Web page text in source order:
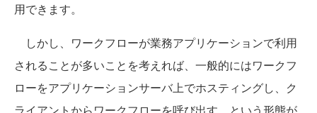
用できます。
しかし、ワークフローが業務アプリケーションで利用
されることが多いことを考えれば、一般的にはワークフ
ローをアプリケーションサーバ上でホスティングし、ク